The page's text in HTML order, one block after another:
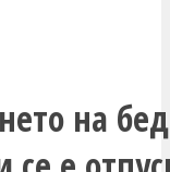
на